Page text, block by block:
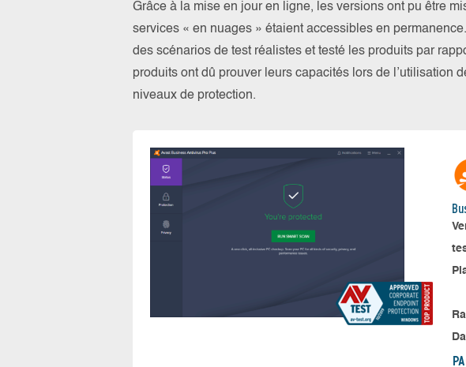
Grâce à la mise en jour en ligne, les versions ont pu être
services « en nuages » étaient accessibles en
des scénarios de test réalistes et testé les produits par
produits ont dû prouver leurs capacités lors de l’utilisation
niveaux de protection.